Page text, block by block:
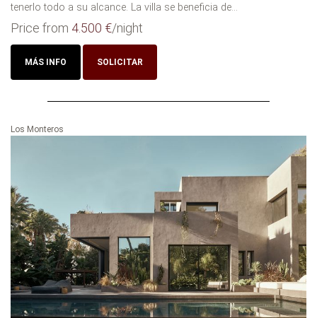
tenerlo todo a su alcance. La villa se beneficia de...
Price from 4.500 €/night
MÁS INFO SOLICITAR
Los Monteros